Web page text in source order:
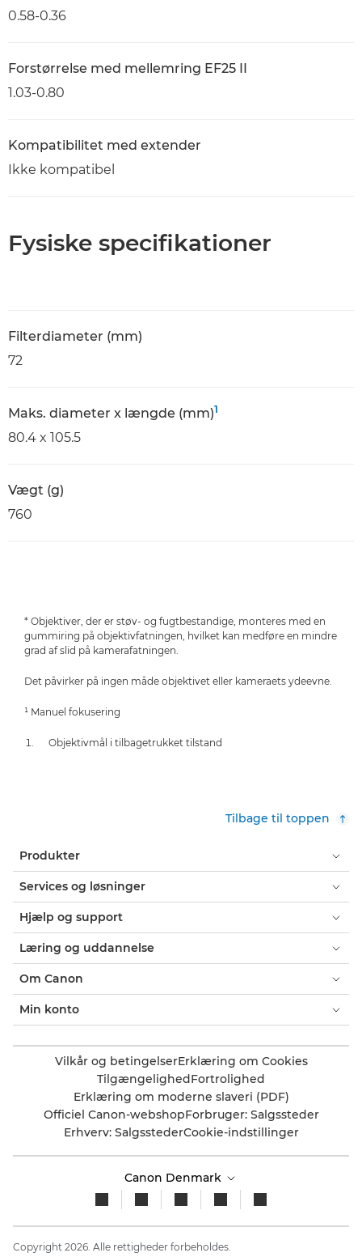
0.58-0.36
Forstørrelse med mellemring EF25 II
1.03-0.80
Kompatibilitet med extender
Ikke kompatibel
Fysiske specifikationer
Filterdiameter (mm)
72
Maks. diameter x længde (mm)1
80.4 x 105.5
Vægt (g)
760
* Objektiver, der er støv- og fugtbestandige, monteres med en
gummiring på objektivfatningen, hvilket kan medføre en mindre
grad af slid på kamerafatningen.
Det påvirker på ingen måde objektivet eller kameraets ydeevne.
¹ Manuel fokusering
Objektivmål i tilbagetrukket tilstand
Tilbage til toppen
Produkter
Services og løsninger
Hjælp og support
Læring og uddannelse
Om Canon
Min konto
Vilkår og betingelserErklæring om Cookies
TilgængelighedFortrolighed
Erklæring om moderne slaveri (PDF)
Officiel Canon-webshopForbruger: Salgssteder
Erhverv: SalgsstederCookie-indstillinger
Canon Denmark
Copyright 2026. Alle rettigheder forbeholdes.